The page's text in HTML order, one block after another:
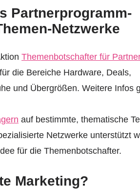
Partnerprogramm-
Netzwerke
Themenbotschafter für
die Bereiche Hardware, Deals,
und Übergrößen. Weitere Infos
auf bestimmte, thematische
Netzwerke unterstützt
für die Themenbotschafter.
Marketing?